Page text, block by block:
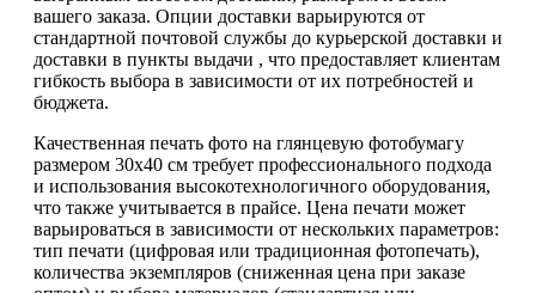
вашего заказа. Опции доставки варьируются от
стандартной почтовой службы до курьерской доставки и
доставки в пункты выдачи , что предоставляет клиентам
гибкость выбора в зависимости от их потребностей и
бюджета.
Качественная печать фото на глянцевую фотобумагу
размером 30x40 см требует профессионального подхода
и использования высокотехнологичного оборудования,
что также учитывается в прайсе. Цена печати может
варьироваться в зависимости от нескольких параметров:
тип печати (цифровая или традиционная фотопечать),
количества экземпляров (сниженная цена при заказе